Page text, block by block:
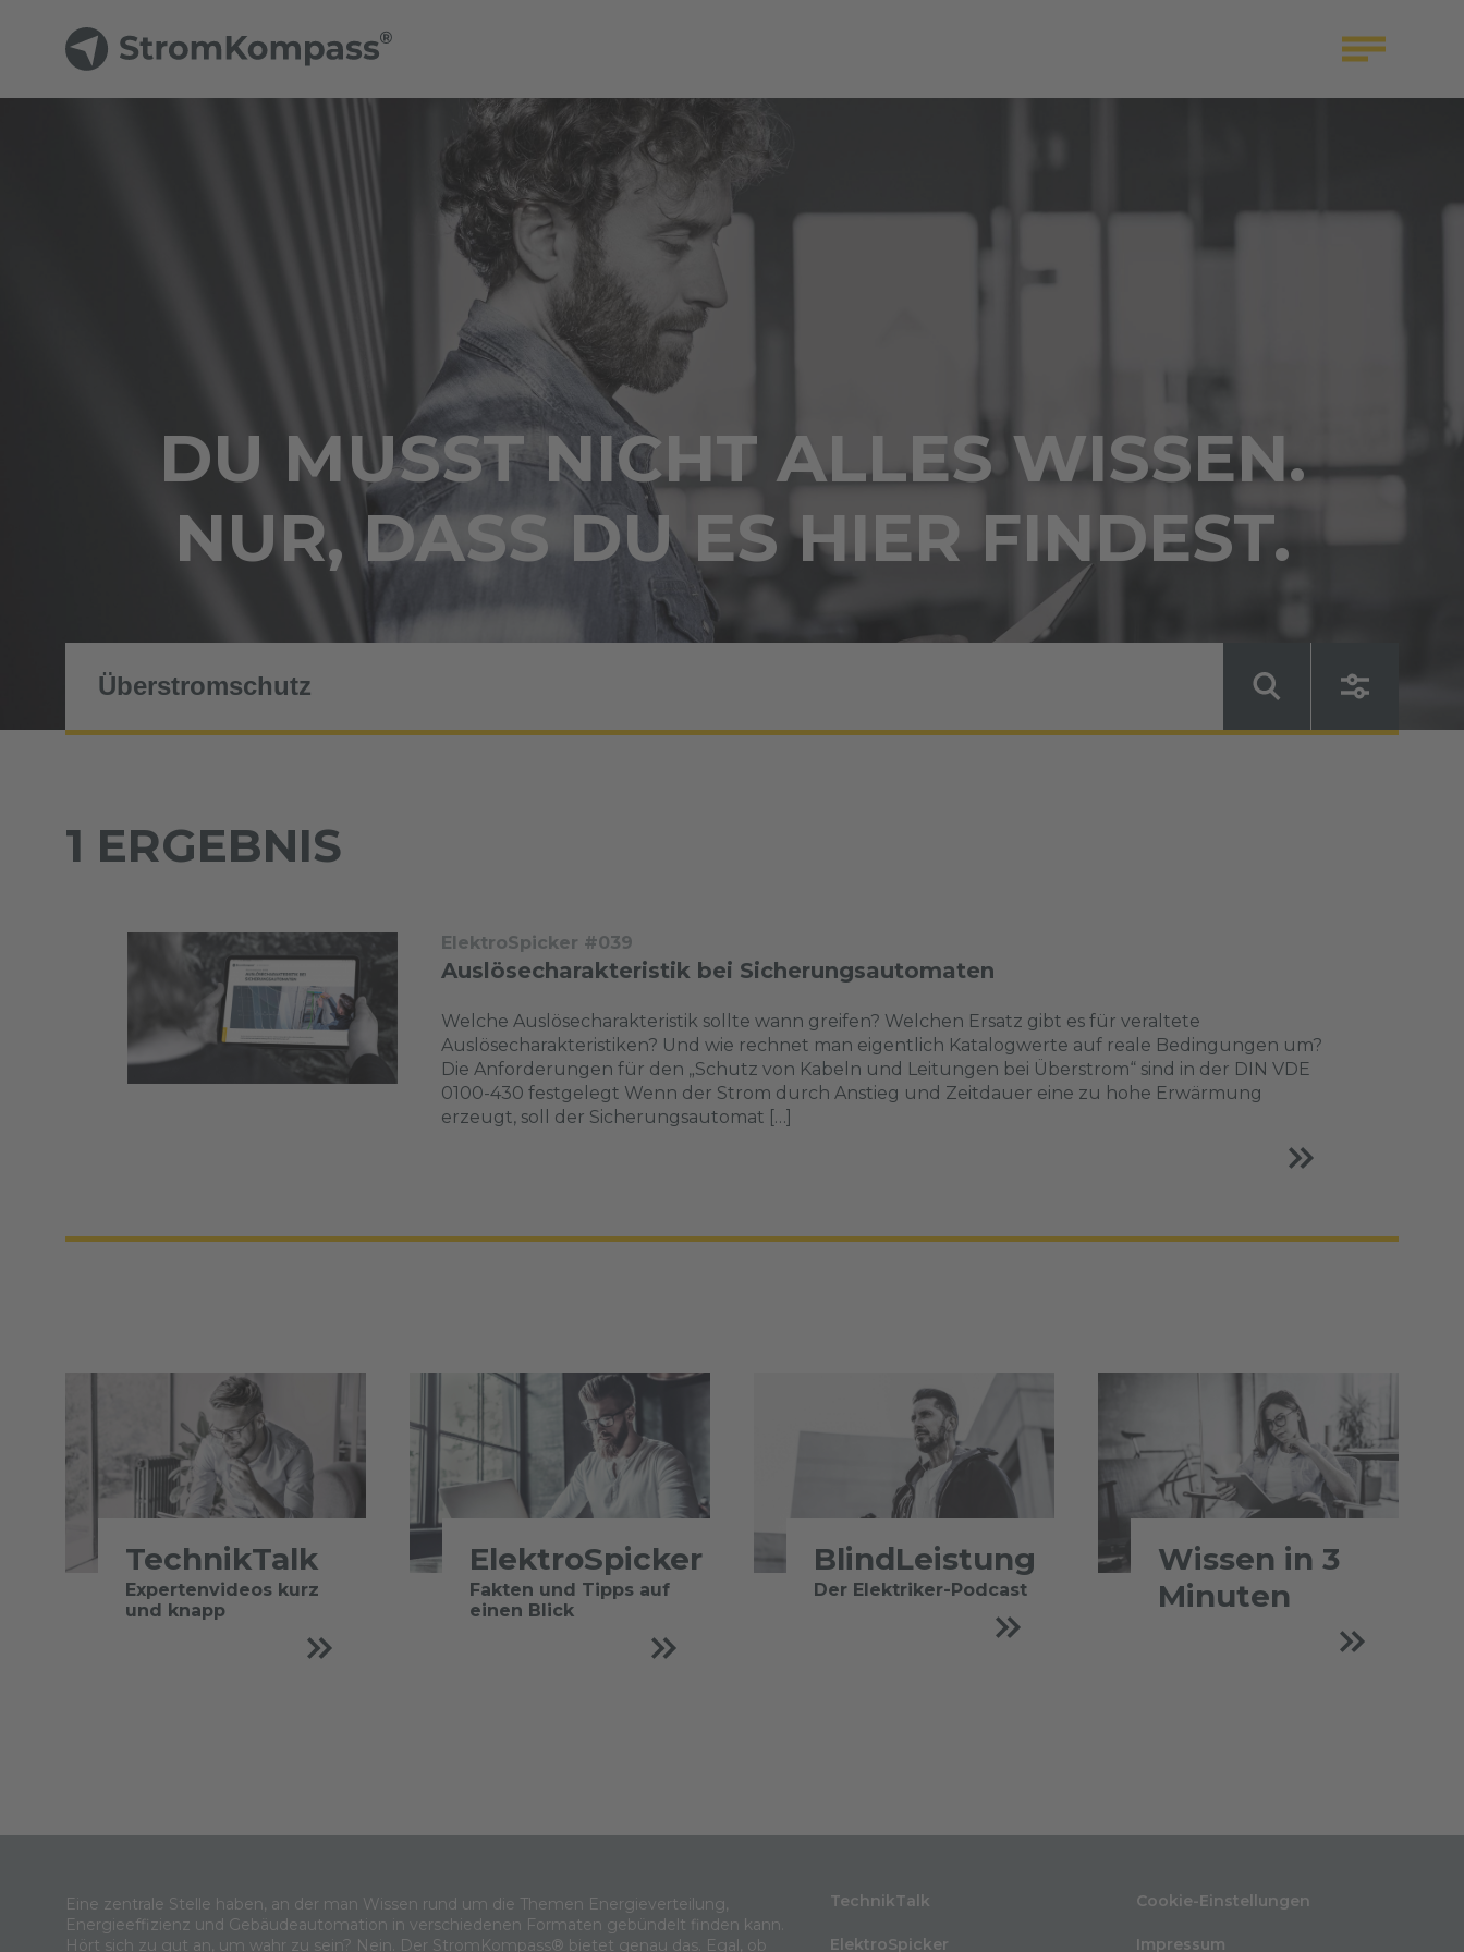
DU MUSST NICHT ALLES WISSEN.
NUR, DASS DU ES HIER FINDEST.
1 ERGEBNIS
ElektroSpicker #039
Auslösecharakteristik bei Sicherungsautomaten
Welche Auslösecharakteristik sollte wann greifen? Welchen Ersatz gibt es für veraltete
Auslösecharakteristiken? Und wie rechnet man eigentlich Katalogwerte auf reale Bedingungen um?
Die Anforderungen für den „Schutz von Kabeln und Leitungen bei Überstrom“ sind in der DIN VDE
0100-430 festgelegt Wenn der Strom durch Anstieg und Zeitdauer eine zu hohe Erwärmung
erzeugt, soll der Sicherungsautomat […]
TechnikTalk
Expertenvideos kurz
und knapp
ElektroSpicker
Fakten und Tipps auf
einen Blick
BlindLeistung
Der Elektriker-Podcast
Wissen in 3
Minuten
Eine zentrale Stelle haben, an der man Wissen rund um die Themen Energieverteilung,
Energieeffizienz und Gebäudeautomation in verschiedenen Formaten gebündelt finden kann.
Hört sich zu gut an, um wahr zu sein? Nein. Der StromKompass® bietet genau das. Egal, ob
TechnikTalk
ElektroSpicker
Cookie-Einstellungen
Impressum